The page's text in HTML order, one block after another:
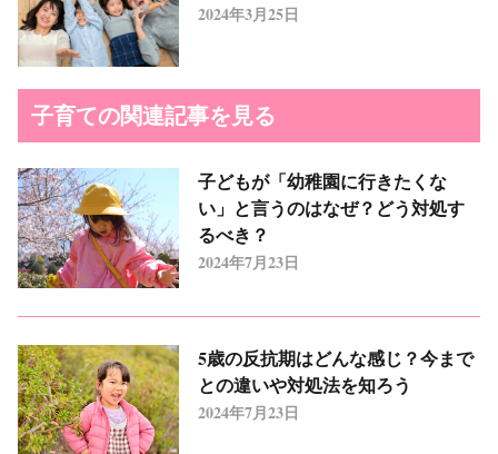
2024年3月25日
子育ての関連記事を見る
子どもが「幼稚園に行きたくな
い」と言うのはなぜ？どう対処す
るべき？
2024年7月23日
5歳の反抗期はどんな感じ？今まで
との違いや対処法を知ろう
2024年7月23日